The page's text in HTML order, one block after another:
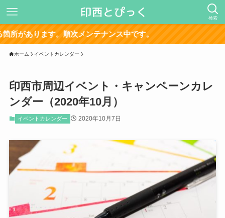
検索
サ
ホーム イベントカレンダー
印西市周辺イベント・キャンペーンカレ
ンダー（2020年10月）
イベントカレンダー 2020年10月7日